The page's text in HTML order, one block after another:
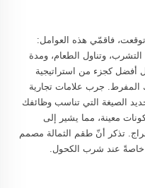
فاقمّي هذه العوامل:
وتناول الطعام، ومدة
أفضل كجزء من استراتيجية
جرب علامات تجارية
الصيغة التي تناسب وظائفك
معينة، مما يشير إلى
تذكر أنّ طقم الثمالة مصمم
خاصةً عند شرب الكحول.